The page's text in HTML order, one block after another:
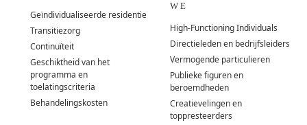
Geïndividualiseerde residentie
Transitiezorg
Continuïteit
Geschiktheid van het
programma en
toelatingscriteria
Behandelingskosten
WE
High-Functioning Individuals
Directieleden en bedrijfsleiders
Vermogende particulieren
Publieke figuren en
beroemdheden
Creatievelingen en
toppresteerders